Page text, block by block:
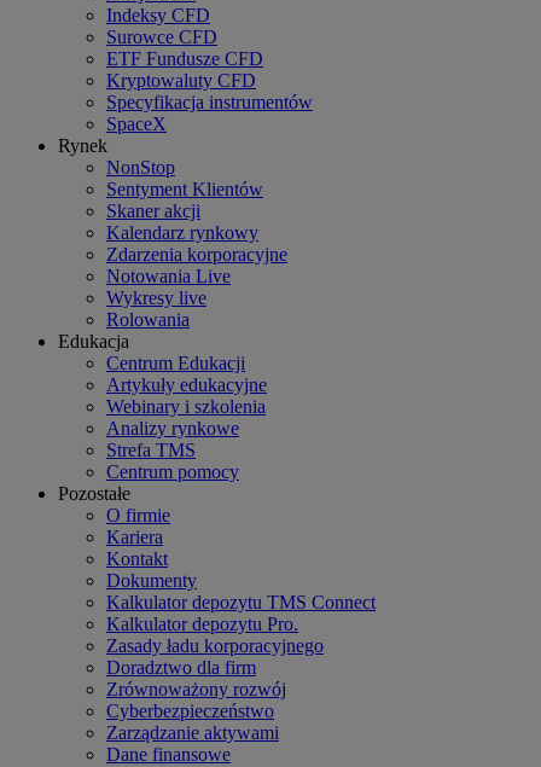
Indeksy CFD
Surowce CFD
ETF Fundusze CFD
Kryptowaluty CFD
Specyfikacja instrumentów
SpaceX
Rynek
NonStop
Sentyment Klientów
Skaner akcji
Kalendarz rynkowy
Zdarzenia korporacyjne
Notowania Live
Wykresy live
Rolowania
Edukacja
Centrum Edukacji
Artykuły edukacyjne
Webinary i szkolenia
Analizy rynkowe
Strefa TMS
Centrum pomocy
Pozostałe
O firmie
Kariera
Kontakt
Dokumenty
Kalkulator depozytu TMS Connect
Kalkulator depozytu Pro.
Zasady ładu korporacyjnego
Doradztwo dla firm
Zrównoważony rozwój
Cyberbezpieczeństwo
Zarządzanie aktywami
Dane finansowe